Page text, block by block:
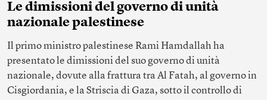
Le dimissioni del governo di unità
nazionale palestinese
Il primo ministro palestinese Rami Hamdallah ha
presentato le dimissioni del suo governo di unità
nazionale, dovute alla frattura tra Al Fatah, al governo in
Cisgiordania, e la Striscia di Gaza, sotto il controllo di